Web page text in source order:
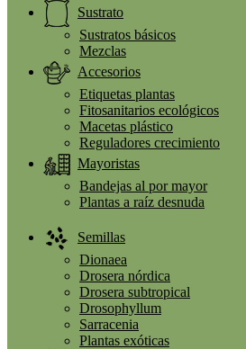
Sustrato
Sustratos básicos
Mezclas
Accesorios
Etiquetas plantas
Fitosanitarios ecológicos
Macetas plástico
Reguladores crecimiento
Mayoristas
Bandejas al por mayor
Plantas a raíz desnuda
Semillas
Dionaea
Drosera nórdica
Drosera subtropical
Drosophyllum
Sarracenia
Plantas exóticas